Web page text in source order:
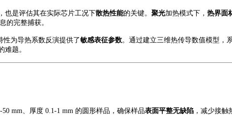
， 也是评估其在实际芯片工况下散热性能的关键。 聚光加热模式下， 热界面
的完整捕获。
性为导热系数反演提供了敏感表征参数。通过建立三维热传导数值模型，
难题。
50 mm、厚度 0.1-1 mm 的圆形样品，确保样品表面平整无缺陷 ，减少接触